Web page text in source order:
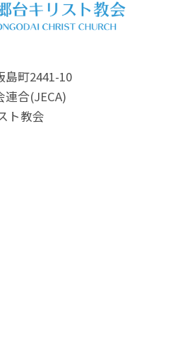
島町2441-10
連合​(JECA)
ト教会